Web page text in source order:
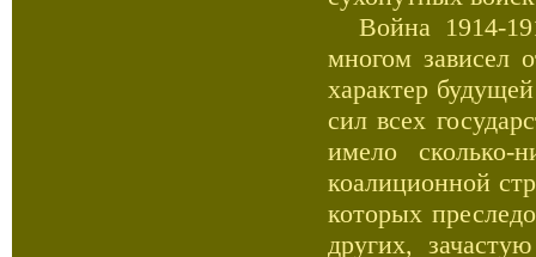
Война 1914-
многом зависел
характер
сил всех
имело сколько-
коалиционной
которых
других,